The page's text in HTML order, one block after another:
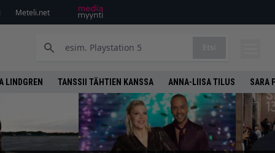
Meteli.net
LINDGREN TANSSII TÄHTIEN KANSSA ANNA-LIISA TILUS SARA